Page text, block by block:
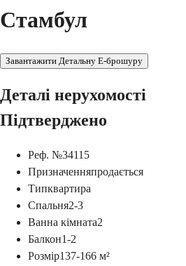
Стамбул
Завантажити Детальну E-брошуру
Деталі нерухомості
Підтверджено
Реф. №34115
Призначенняпродається
Типквартира
Спальня2-3
Ванна кімната2
Балкон1-2
Розмір137-166 м²